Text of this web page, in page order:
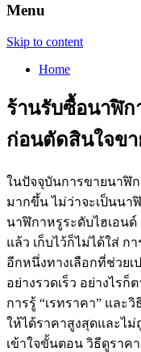
Menu
Skip to content
Home
ร้านรับซื้อนาฬิก
ก่อนตัดสินใจขา
ในปัจจุบันการขายนาฬิก
มากขึ้น ไม่ว่าจะเป็นน
นาฬิกาหรูระดับไฮเอน
แล้ว เก็บไว้ก็ไม่ได้ใส่ ก
อีกหนึ่งทางเลือกที่ช่วยเ
อย่างรวดเร็ว อย่างไร
การรู้ “เรทราคา” และ
ให้ได้ราคาสูงสุดและไ
เข้าใจขั้นตอน วิธีดูราค